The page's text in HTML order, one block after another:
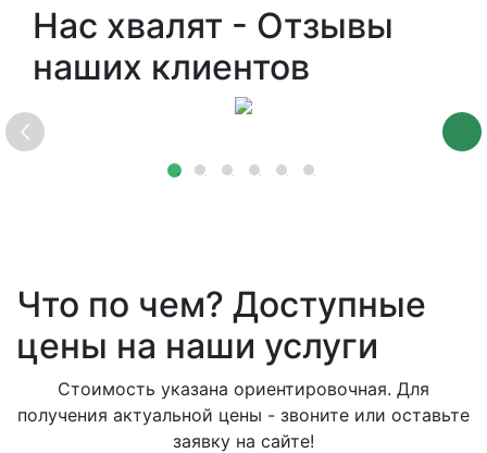
Нас хвалят - Отзывы
наших клиентов
Что по чем? Доступные
цены на наши услуги
Стоимость указана ориентировочная. Для
получения актуальной цены - звоните или оставьте
заявку на сайте!